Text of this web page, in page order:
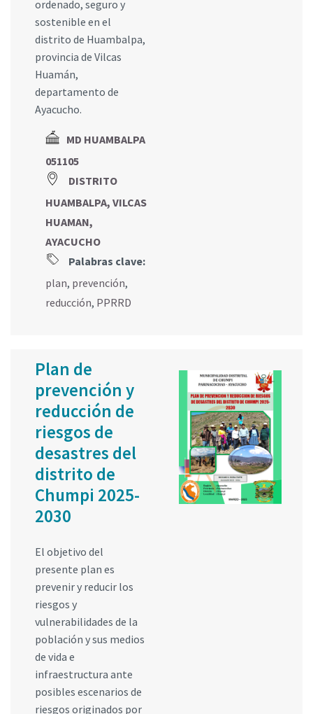
ordenado, seguro y
sostenible en el
distrito de Huambalpa,
provincia de Vilcas
Huamán,
departamento de
Ayacucho.
MD HUAMBALPA
051105
DISTRITO
HUAMBALPA, VILCAS
HUAMAN,
AYACUCHO
Palabras clave:
plan, prevención,
reducción, PPRRD
Plan de
prevención y
reducción de
riesgos de
desastres del
distrito de
Chumpi 2025-
2030
El objetivo del
presente plan es
prevenir y reducir los
riesgos y
vulnerabilidades de la
población y sus medios
de vida e
infraestructura ante
posibles escenarios de
riesgos originados por